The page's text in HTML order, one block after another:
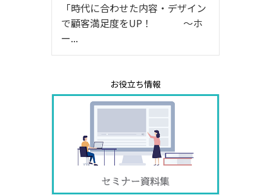
「時代に合わせた内容・デザイン
で顧客満足度をUP！ ～ホ
ー...
お役立ち情報